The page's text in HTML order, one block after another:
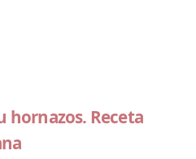
hornazos. Receta